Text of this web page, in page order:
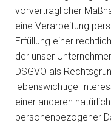
vorvertraglicher
eine Verarbeitung
Erfüllung einer
der unser
DSGVO als
lebenswichtige
einer anderen
personenbezogener